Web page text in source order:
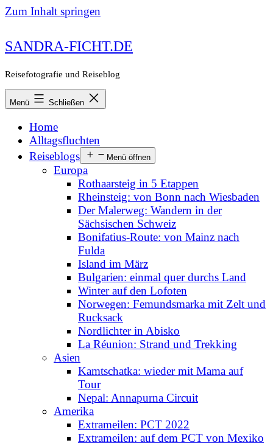
Zum Inhalt springen
SANDRA-FICHT.DE
Reisefotografie und Reiseblog
Menü Schließen
Home
Alltagsfluchten
Reiseblogs
Menü öffnen
Europa
Rothaarsteig in 5 Etappen
Rheinsteig: von Bonn nach Wiesbaden
Der Malerweg: Wandern in der
Sächsischen Schweiz
Bonifatius-Route: von Mainz nach
Fulda
Island im März
Bulgarien: einmal quer durchs Land
Winter auf den Lofoten
Norwegen: Femundsmarka mit Zelt und
Rucksack
Nordlichter in Abisko
La Réunion: Strand und Trekking
Asien
Kamtschatka: wieder mit Mama auf
Tour
Nepal: Annapurna Circuit
Amerika
Extrameilen: PCT 2022
Extrameilen: auf dem PCT von Mexiko